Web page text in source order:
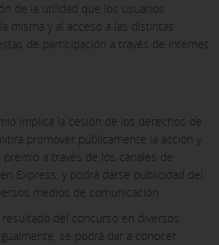
de la utilidad que los usuarios
misma y al acceso a las distintas
de participación a través de internet.
implica la cesión de los derechos de
promover públicamente la acción y
a través de los canales de
Express, y podrá darse publicidad del
medios de comunicación.
del concurso en diversos
se podrá dar a conocer